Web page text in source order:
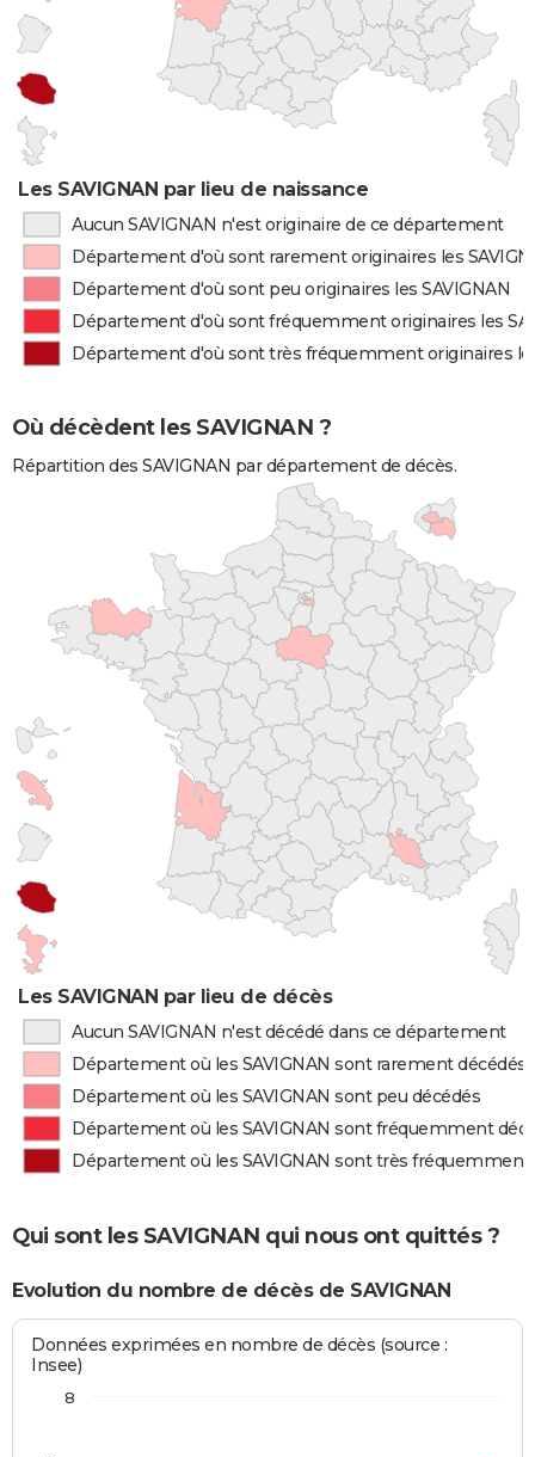
Les SAVIGNAN par lieu de naissance
Aucun SAVIGNAN n'est originaire de ce département
Département d'où sont rarement originaires les
Département d'où sont peu originaires les SAVIGNAN
Département d'où sont fréquemment originaires les
Département d'où sont très fréquemment originaires
Où décèdent les SAVIGNAN ?
Répartition des SAVIGNAN par département de décès.
Les SAVIGNAN par lieu de décès
Aucun SAVIGNAN n'est décédé dans ce département
Département où les SAVIGNAN sont rarement décédés
Département où les SAVIGNAN sont peu décédés
Département où les SAVIGNAN sont fréquemment
Département où les SAVIGNAN sont très fréquemment
Qui sont les SAVIGNAN qui nous ont quittés ?
Evolution du nombre de décès de SAVIGNAN
Données exprimées en nombre de décès (source :
Insee)
8